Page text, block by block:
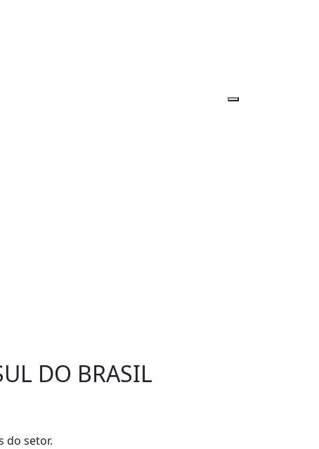
DO BRASIL
do setor.